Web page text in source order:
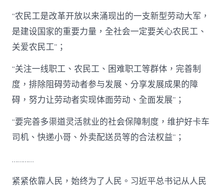
“农民工是改革开放以来涌现出的一支新型劳动大军，
是建设国家的重要力量，全社会一定要关心农民工、
关爱农民工”；
“关注一线职工、农民工、困难职工等群体，完善制
度，排除阻碍劳动者参与发展、分享发展成果的障
碍，努力让劳动者实现体面劳动、全面发展”；
“要完善多渠道灵活就业的社会保障制度，维护好卡车
司机、快递小哥、外卖配送员等的合法权益”；
…………
紧紧依靠人民，始终为了人民。习近平总书记从人民